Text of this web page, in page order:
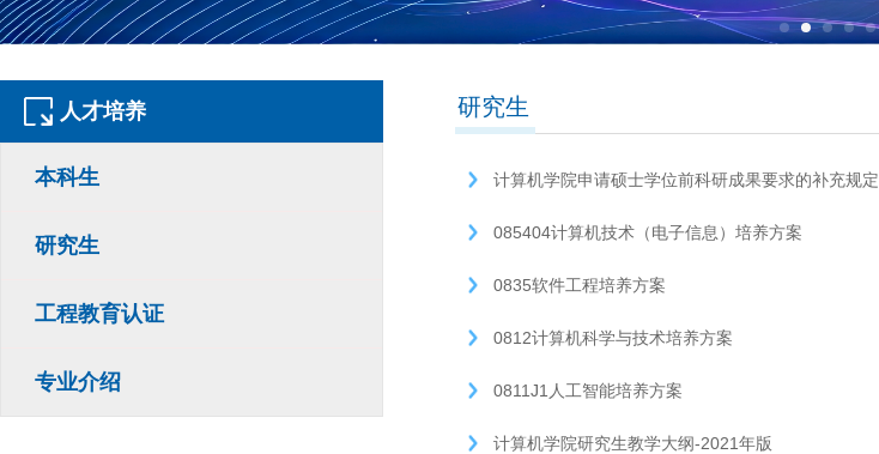
人才培养
本科生
研究生
工程教育认证
专业介绍
研究生
计算机学院申请硕士学位前科研成果要求的补充规定
085404计算机技术（电子信息）培养方案
0835软件工程培养方案
0812计算机科学与技术培养方案
0811J1人工智能培养方案
计算机学院研究生教学大纲-2021年版